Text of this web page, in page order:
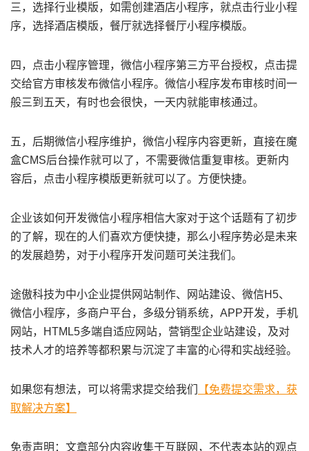
三，选择行业模版，如需创建酒店小程序，就点击行业小程
序，选择酒店模版，餐厅就选择餐厅小程序模版。
四，点击小程序管理，微信小程序第三方平台授权，点击提
交给官方审核发布微信小程序。微信小程序发布审核时间一
般三到五天，有时也会很快，一天内就能审核通过。
五，后期微信小程序维护，微信小程序内容更新，直接在魔
盒CMS后台操作就可以了，不需要微信重复审核。更新内
容后，点击小程序模版更新就可以了。方便快捷。
企业该如何开发微信小程序相信大家对于这个话题有了初步
的了解，现在的人们喜欢方便快捷，那么小程序势必是未来
的发展趋势，对于小程序开发问题可关注我们。
途傲科技为中小企业提供网站制作、网站建设、微信H5、
微信小程序，多商户平台，多级分销系统，APP开发，手机
网站，HTML5多端自适应网站，营销型企业站建设，及对
技术人才的培养等都积累与沉淀了丰富的心得和实战经验。
如果您有想法，可以将需求提交给我们
【免费提交需求，获
取解决方案】
免责声明：文章部分内容收集于互联网，不代表本站的观点